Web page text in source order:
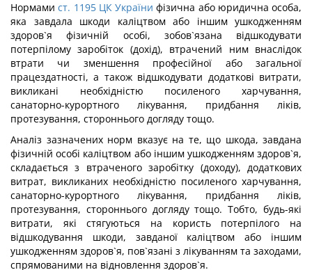
Нормамист. 1195 ЦК України фізична або юридична особа,
яка завдала шкоди каліцтвом або іншим ушкодженням
здоров`я фізичній особі, зобов`язана відшкодувати
потерпілому заробіток (дохід), втрачений ним внаслідок
втрати чи зменшення професійної або загальної
працездатності, а також відшкодувати додаткові витрати,
викликані необхідністю посиленого харчування,
санаторно-курортного лікування, придбання ліків,
протезування, стороннього догляду тощо.
Аналіз зазначених норм вказує на те, що шкода, завдана
фізичній особі каліцтвом або іншим ушкодженням здоров`я,
складається з втраченого заробітку (доходу), додаткових
витрат, викликаних необхідністю посиленого харчування,
санаторно-курортного лікування, придбання ліків,
протезування, стороннього догляду тощо. Тобто, будь-які
витрати, які стягуються на користь потерпілого на
відшкодування шкоди, завданої каліцтвом або іншим
ушкодженням здоров`я, пов`язані з лікуванням та заходами,
спрямованими на відновлення здоров`я.